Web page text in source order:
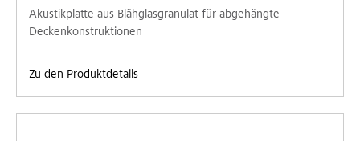
Akustikplatte aus Blähglasgranulat für abgehängte
Deckenkonstruktionen
Zu den Produktdetails